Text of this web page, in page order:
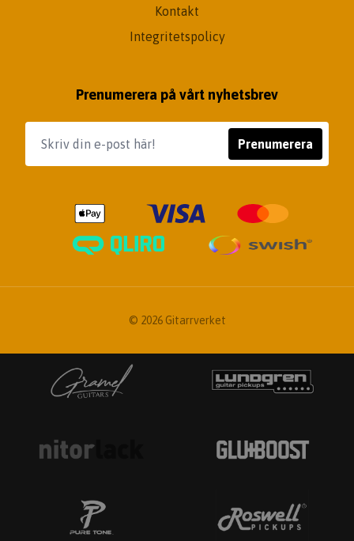
Kontakt
Integritetspolicy
Prenumerera på vårt nyhetsbrev
Prenumerera
© 2026 Gitarrverket